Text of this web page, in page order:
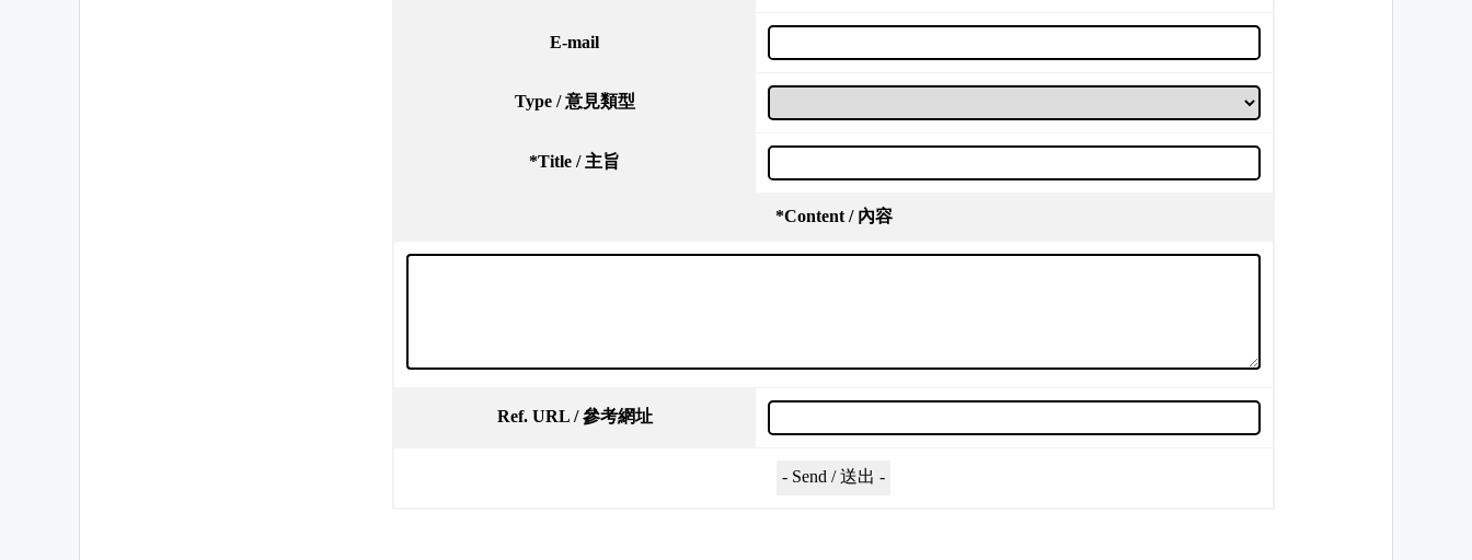
E-mail
Type / 意見類型
*Title / 主旨
*Content / 內容
Ref. URL / 參考網址